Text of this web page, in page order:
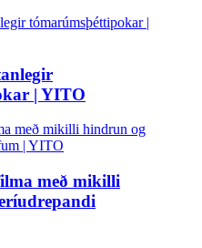
| YITO
með mikilli